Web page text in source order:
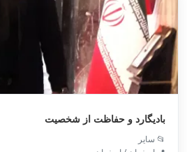
بادیگارد و حفاظت از شخصیت
📂 سایر